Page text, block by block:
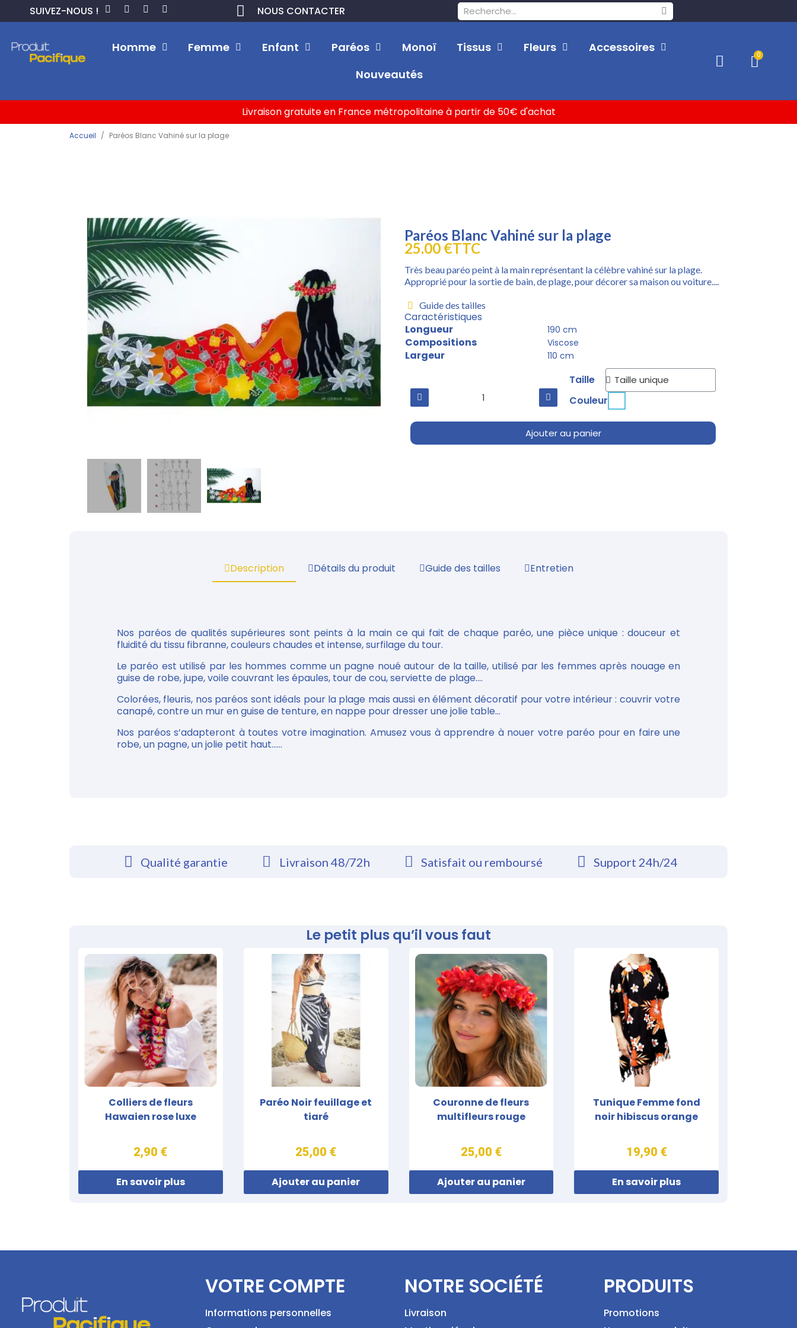
SUIVEZ-NOUS ! NOUS CONTACTER
Homme Femme Enfant Paréos Monoï Tissus Fleurs
Accessoires
Nouveautés
Livraison gratuite en France métropolitaine à partir de 50€ d'achat
Accueil Paréos Blanc Vahiné sur la plage
Paréos Blanc Vahiné sur la plage
25,00 €TTC
Très beau paréo peint à la main représentant la célèbre vahiné sur la plage.
Approprié pour la sortie de bain, de plage, pour décorer sa maison ou voiture....
Guide des tailles
Caractéristiques
Longueur
190 cm
Compositions Viscose
Largeur 110 cm
Taille
Couleur
Ajouter au panier
Description Détails du produit Guide des tailles Entretien
Nos paréos de qualités supérieures sont peints à la main ce qui fait de chaque paréo, une pièce unique : douceur et
fluidité du tissu fibranne, couleurs chaudes et intense, surfilage du tour.
Le paréo est utilisé par les hommes comme un pagne noué autour de la taille, utilisé par les femmes après nouage en
guise de robe, jupe, voile couvrant les épaules, tour de cou, serviette de plage....
Colorées, fleuris, nos paréos sont idéals pour la plage mais aussi en élément décoratif pour votre intérieur : couvrir votre
canapé, contre un mur en guise de tenture, en nappe pour dresser une jolie table...
Nos paréos s’adapteront à toutes votre imagination. Amusez vous à apprendre à nouer votre paréo pour en faire une
robe, un pagne, un jolie petit haut......
Qualité garantie Livraison 48/72h Satisfait ou remboursé Support 24h/24
Le petit plus qu’il vous faut
Colliers de fleurs
Hawaien rose luxe
2,90 €
En savoir plus
Paréo Noir feuillage et
tiaré
25,00 €
Ajouter au panier
Couronne de fleurs
multifleurs rouge
25,00 €
Ajouter au panier
Tunique Femme fond
noir hibiscus orange
19,90 €
En savoir plus
VOTRE COMPTE
Informations personnelles
NOTRE SOCIÉTÉ
Livraison
PRODUITS
Promotions